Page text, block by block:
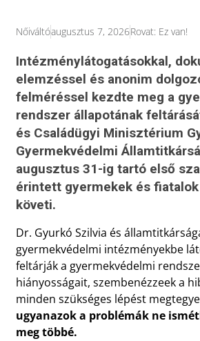
Nőiváltóaugusztus 7, 2026Rovat: Ez van!
Intézménylátogatásokkal,
elemzéssel és anonim
felméréssel kezdte meg a
rendszer állapotának
és Családügyi Minisztérium
Gyermekvédelmi
augusztus 31-ig tartó első
érintett gyermekek és fiatalok
követi.
Dr. Gyurkó Szilvia és
gyermekvédelmi intézményekbe
feltárják a gyermekvédelmi
hiányosságait, szembenézzeek a
minden szükséges lépést
ugyanazok a problémák ne
meg többé.